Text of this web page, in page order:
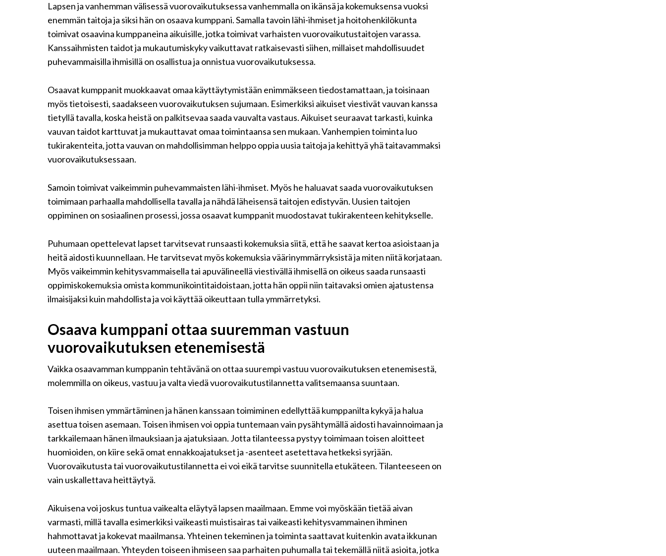
Lapsen ja vanhemman välisessä vuorovaikutuksessa vanhemmalla on ikänsä ja kokemuksensa vuoksi
enemmän taitoja ja siksi hän on osaava kumppani. Samalla tavoin lähi-ihmiset ja hoitohenkilökunta
toimivat osaavina kumppaneina aikuisille, jotka toimivat varhaisten vuorovaikutustaitojen varassa.
Kanssaihmisten taidot ja mukautumiskyky vaikuttavat ratkaisevasti siihen, millaiset mahdollisuudet
puhevammaisilla ihmisillä on osallistua ja onnistua vuorovaikutuksessa.
Osaavat kumppanit muokkaavat omaa käyttäytymistään enimmäkseen tiedostamattaan, ja toisinaan
myös tietoisesti, saadakseen vuorovaikutuksen sujumaan. Esimerkiksi aikuiset viestivät vauvan kanssa
tietyllä tavalla, koska heistä on palkitsevaa saada vauvalta vastaus. Aikuiset seuraavattarkasti, kuinka
vauvan taidot karttuvat ja mukauttavat omaa toimintaansa sen mukaan. Vanhempien toiminta luo
tukirakenteita, jotta vauvan on mahdollisimman helppo oppia uusia taitoja ja kehittyä yhätaitavammaksi
vuorovaikutuksessaan.
Samoin toimivat vaikeimmin puhevammaisten lähi-ihmiset. Myös he haluavat saada vuorovaikutuksen
toimimaan parhaalla mahdollisella tavalla ja nähdä läheisensä taitojen edistyvän. Uusien taitojen
oppiminen on sosiaalinen prosessi, jossa osaavat kumppanit muodostavat tukirakenteen kehitykselle.
Puhumaan opettelevat lapset tarvitsevat runsaasti kokemuksia siitä, että he saavat kertoa asioistaan ja
heitä aidosti kuunnellaan. He tarvitsevat myös kokemuksia väärinymmärryksistä ja miten niitä korjataan.
Myösvaikeimmin kehitysvammaisella tai apuvälineellä viestivällä ihmisellä on oikeus saada runsaasti
oppimiskokemuksia omista kommunikointitaidoistaan, jotta hän oppii niin taitavaksi omien ajatustensa
ilmaisijaksi kuin mahdollista ja voi käyttää oikeuttaan tulla ymmärretyksi.
Osaava kumppani ottaa suuremman vastuun
vuorovaikutuksen etenemisestä
Vaikka osaavamman kumppanin tehtävänä on ottaa suurempi vastuu vuorovaikutuksen etenemisestä,
molemmilla on oikeus, vastuu ja valta viedä vuorovaikutustilannetta valitsemaansa suuntaan.
Toisen ihmisen ymmärtäminen ja hänen kanssaan toimiminen edellyttää kumppanilta kykyä ja halua
asettua toisen asemaan. Toisen ihmisen voi oppia tuntemaan vain pysähtymällä aidosti havainnoimaan ja
tarkkailemaan hänen ilmauksiaan ja ajatuksiaan. Jotta tilanteessa pystyy toimimaan toisen aloitteet
huomioiden, on kiire sekä omat ennakkoajatukset ja -asenteet asetettava hetkeksi syrjään.
Vuorovaikutusta tai vuorovaikutustilannetta ei voi eikä tarvitse suunnitella etukäteen. Tilanteeseen on
vain uskallettava heittäytyä.
Aikuisena voi joskus tuntua vaikealta eläytyä lapsen maailmaan. Emme voi myöskään tietää aivan
varmasti, millä tavalla esimerkiksi vaikeasti muistisairas tai vaikeasti kehitysvammainen ihminen
hahmottavat ja kokevat maailmansa. Yhteinen tekeminen ja toiminta saattavat kuitenkin avata ikkunan
uuteen maailmaan. Yhteyden toiseen ihmiseen saa parhaiten puhumalla tai tekemällä niitä asioita, jotka